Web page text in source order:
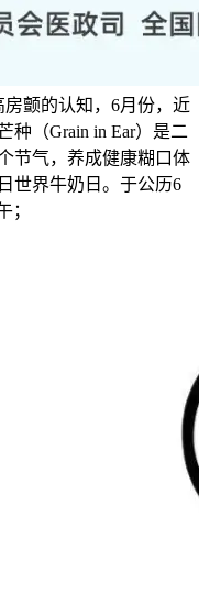
颤的认知，6月份，近
种（Grain in Ear）是二
节气，养成健康糊口体
世界牛奶日。于公历6
；